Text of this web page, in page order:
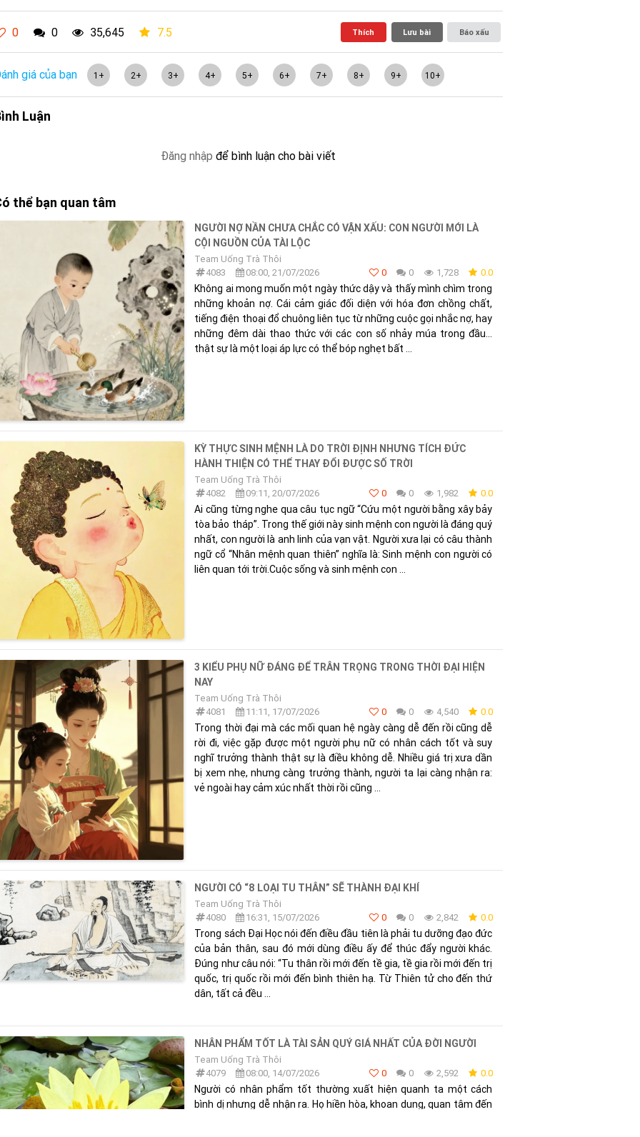
0 0 35,645 7.5 Thích Lưu bài Báo xấu
giá của bạn 1+ 2+ 3+ 4+ 5+ 6+ 7+ 8+ 9+ 10+
Luận
Đăng nhập để bình luận cho bài viết
thể bạn quan tâm
NGƯỜI NỢ NẦN CHƯA CHẮC CÓ VẬN XẤU: CON NGƯỜI MỚI LÀ
CỘI NGUỒN CỦA TÀI LỘC
Team Uống Trà Thôi
4083
08:00, 21/07/2026 0 0 1,728 0.0
Không ai mong muốn một ngày thức dậy và thấy mình chìm trong
những khoản nợ. Cái cảm giác đối diện với hóa đơn chồng chất,
tiếng điện thoại đổ chuông liên tục từ những cuộc gọi nhắc nợ, hay
những đêm dài thao thức với các con số nhảy múa trong đầu…
thật sự là một loại áp lực có thể bóp nghẹt bất ...
KỲ THỰC SINH MỆNH LÀ DO TRỜI ĐỊNH NHƯNG TÍCH ĐỨC
HÀNH THIỆN CÓ THỂ THAY ĐỔI ĐƯỢC SỐ TRỜI
Team Uống Trà Thôi
4082
09:11, 20/07/2026 0 0 1,982 0.0
Ai cũng từng nghe qua câu tục ngữ “Cứu một người bằng xây bảy
tòa bảo tháp”. Trong thế giới này sinh mệnh con người là đáng quý
nhất, con người là anh linh của vạn vật. Người xưa lại có câu thành
ngữ cổ “Nhân mệnh quan thiên” nghĩa là: Sinh mệnh con người có
liên quan tới trời.Cuộc sống và sinh mệnh con ...
3 KIỂU PHỤ NỮ ĐÁNG ĐỂ TRÂN TRỌNG TRONG THỜI ĐẠI HIỆN
NAY
Team Uống Trà Thôi
4081
11:11, 17/07/2026 0 0 4,540 0.0
Trong thời đại mà các mối quan hệ ngày càng dễ đến rồi cũng dễ
rời đi, việc gặp được một người phụ nữ có nhân cách tốt và suy
nghĩ trưởng thành thật sự là điều không dễ. Nhiều giá trị xưa dần
bị xem nhẹ, nhưng càng trưởng thành, người ta lại càng nhận ra:
vẻ ngoài hay cảm xúc nhất thời rồi cũng ...
NGƯỜI CÓ “8 LOẠI TU THÂN” SẼ THÀNH ĐẠI KHÍ
Team Uống Trà Thôi
4080
16:31, 15/07/2026 0 0 2,842 0.0
Trong sách Đại Học nói đến điều đầu tiên là phải tu dưỡng đạo đức
của bản thân, sau đó mới dùng điều ấy để thúc đẩy người khác.
Đúng như câu nói: “Tu thân rồi mới đến tề gia, tề gia rồi mới đến trị
quốc, trị quốc rồi mới đến bình thiên hạ. Từ Thiên tử cho đến thứ
dân, tất cả đều ...
NHÂN PHẨM TỐT LÀ TÀI SẢN QUÝ GIÁ NHẤT CỦA ĐỜI NGƯỜI
Team Uống Trà Thôi
4079
08:00, 14/07/2026 0 0 2,592 0.0
Người có nhân phẩm tốt thường xuất hiện quanh ta một cách
bình dị nhưng dễ nhận ra. Họ hiền hòa, khoan dung, quan tâm đến